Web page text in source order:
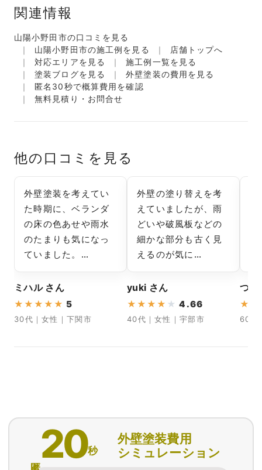
関連情報
山陽小野田市の口コミを見る
山陽小野田市の施工例を見る
店舗トップへ
対応エリアを見る
施工例一覧を見る
塗装ブログを見る
外壁塗装の費用を見る
匿名30秒で概算費用を確認
無料見積り・お問合せ
他の口コミを見る
外壁塗装を考えてい
た時期に、ベランダ
の床の色あせや雨水
のたまりも気になっ
ていました。…
ミハル さん
★ ★ ★ ★ ★ 5
30代｜女性｜下関市
外壁の塗り替えを考
えていましたが、雨
どいや破風板などの
細かな部分も古く見
えるのが気に…
yuki さん
★ ★ ★ ★ ★ 4.66
40代｜女性｜宇部市
つゆ
★
60代
20秒
外壁塗装費用
シミュレーション